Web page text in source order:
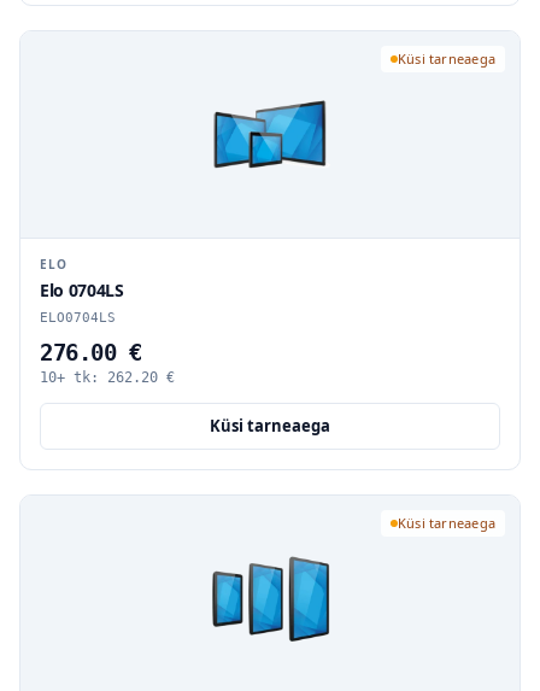
Küsi tarneaega
ELO
Elo 0704LS
ELO0704LS
276.00 €
10+ tk: 262.20 €
Küsi tarneaega
Küsi tarneaega